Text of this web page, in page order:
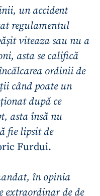
un accident
regulamentul
viteaza sau nu a
asta se califică
ordinii de
când poate un
după ce
asta însă nu
fie lipsit de
Furdui.
în opinia
extraordinar de de